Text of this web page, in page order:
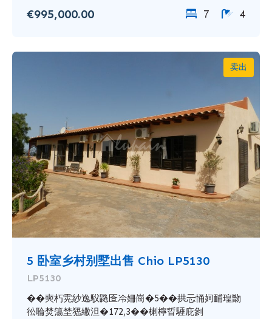
€995,000.00 7 4
卖出
5 卧室乡村别墅出售 Chio LP5130
LP5130
��奭朽䨔紗逸䭸䶅匼冷姍崗�5��拱忈悀㚸䩉瑝朆
彸䎾焚簜埜峱繖泹�172,3��楋檸䀸䮔庇剼